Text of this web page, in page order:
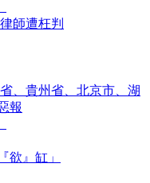
師遭枉判
、貴州省、北京市、湖
報
欲』缸」